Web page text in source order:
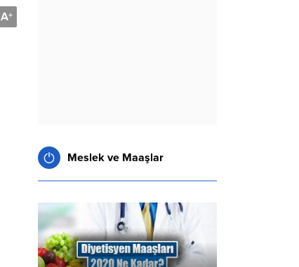
A+
Meslek ve Maaşlar